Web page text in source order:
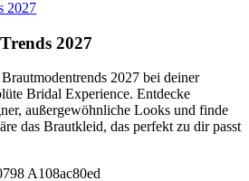
2027
2027 bei deiner
Bridal Experience. Entdecke
außergewöhnliche Looks und finde
das Brautkleid, das perfekt zu dir passt